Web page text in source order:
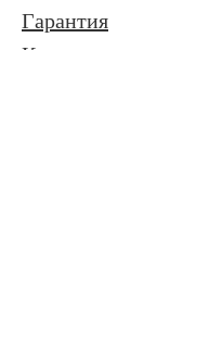
Гарантия
Контакты